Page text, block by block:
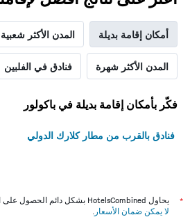
أمكان إقامة بديلة المدن الأكثر شعبية
المدن الأكثر شهرة فنادق في الفلبين
فكّر بأمكان إقامة بديلة في باكولور
فنادق بالقرب من مطار كلارك الدولي
*
يحاول HotelsCombined بشكل دائم الحصول على الأسعار الدقيقة، ولكن
لا يمكن ضمان الأسعار .